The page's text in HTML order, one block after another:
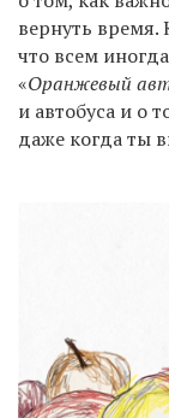
вернуть время.
что всем
«Оранжевый
и автобуса и о
даже когда ты